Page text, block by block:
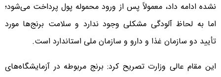
نشده ادامه داد، معمولاً پس از ورود محموله پول پرداخت می‌شود؛
اما به لحاظ آلودگی مشکلی وجود ندارد و سلامت برنج‌ها مورد
تأیید دو سازمان غذا و دارو و سازمان ملی استاندارد است.
این مقام عالی وزارت تصریح کرد: برنج مربوطه در آزمایشگاه‌های